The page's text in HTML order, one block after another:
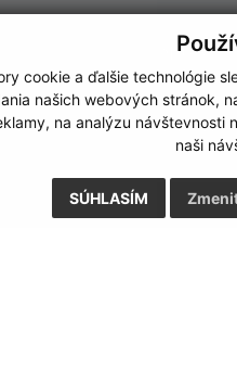
cookie a ďalšie technológie
našich webových stránok,
na analýzu návštevnosti
naši
SÚHLASÍM
Odoslať správu